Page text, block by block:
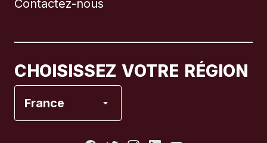
Contactez-nous
CHOISISSEZ VOTRE RÉGION
France